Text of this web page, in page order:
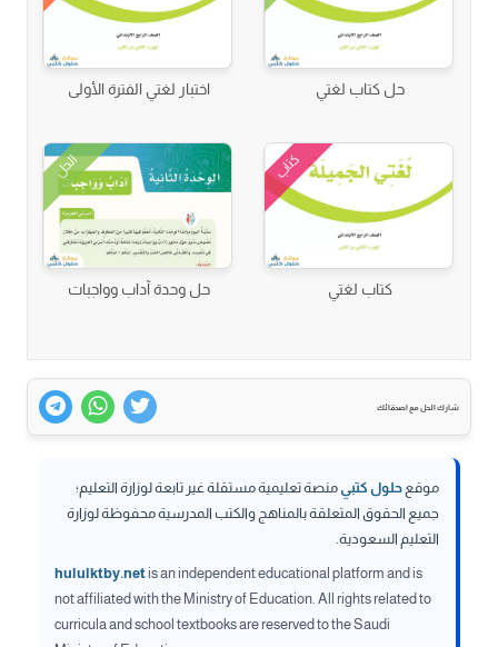
حل كتاب لغتي اختبار لغتي الفترة الأولى
كتاب
كتاب لغتي
الحل
حل وحدة آداب وواجبات
شارك الحل مع اصدقائك
موقع حلول كتبيمنصة تعليمية مستقلة غير تابعة لوزارة التعليم؛
جميع الحقوق المتعلقة بالمناهج والكتب المدرسية محفوظة لوزارة
التعليم السعودية.
hululktby.netis an independent educational platform and is
not affiliated with the Ministry of Education. All rights related to
curricula and school textbooks are reserved to the Saudi